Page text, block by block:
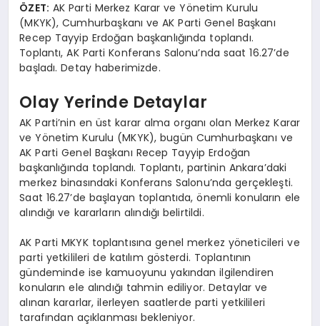
ÖZET: AK Parti Merkez Karar ve Yönetim Kurulu
(MKYK), Cumhurbaşkanı ve AK Parti Genel Başkanı
Recep Tayyip Erdoğan başkanlığında toplandı.
Toplantı, AK Parti Konferans Salonu’nda saat 16.27’de
başladı. Detay haberimizde.
Olay Yerinde Detaylar
AK Parti’nin en üst karar alma organı olan Merkez Karar
ve Yönetim Kurulu (MKYK), bugün Cumhurbaşkanı ve
AK Parti Genel Başkanı Recep Tayyip Erdoğan
başkanlığında toplandı. Toplantı, partinin Ankara’daki
merkez binasındaki Konferans Salonu’nda gerçekleşti.
Saat 16.27’de başlayan toplantıda, önemli konuların ele
alındığı ve kararların alındığı belirtildi.
AK Parti MKYK toplantısına genel merkez yöneticileri ve
parti yetkilileri de katılım gösterdi. Toplantının
gündeminde ise kamuoyunu yakından ilgilendiren
konuların ele alındığı tahmin ediliyor. Detaylar ve
alınan kararlar, ilerleyen saatlerde parti yetkilileri
tarafından açıklanması bekleniyor.